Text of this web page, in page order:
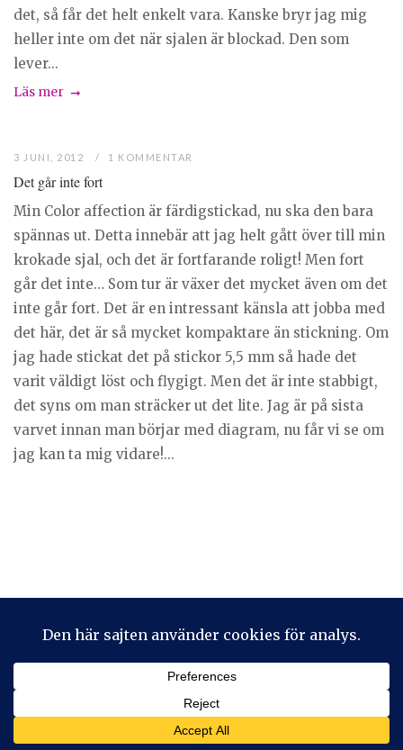
det, så får det helt enkelt vara. Kanske bryr jag mig
heller inte om det när sjalen är blockad. Den som
lever...
Läs mer
3 JUNI, 2012 1 KOMMENTAR
Det går inte fort
Min Color affection är färdigstickad, nu ska den bara
spännas ut. Detta innebär att jag helt gått över till min
krokade sjal, och det är fortfarande roligt! Men fort
går det inte… Som tur är växer det mycket även om det
inte går fort. Det är en intressant känsla att jobba med
det här, det är så mycket kompaktare än stickning. Om
jag hade stickat det på stickor 5,5 mm så hade det
varit väldigt löst och flygigt. Men det är inte stabbigt,
det syns om man sträcker ut det lite. Jag är på sista
varvet innan man börjar med diagram, nu får vi se om
jag kan ta mig vidare!...
2026 © Stickeralla Theme by
Privacy & Cookies: This site uses cookies. By continuing to use
this website, you agree to their use.
To find out more, including how to control cookies, see here: